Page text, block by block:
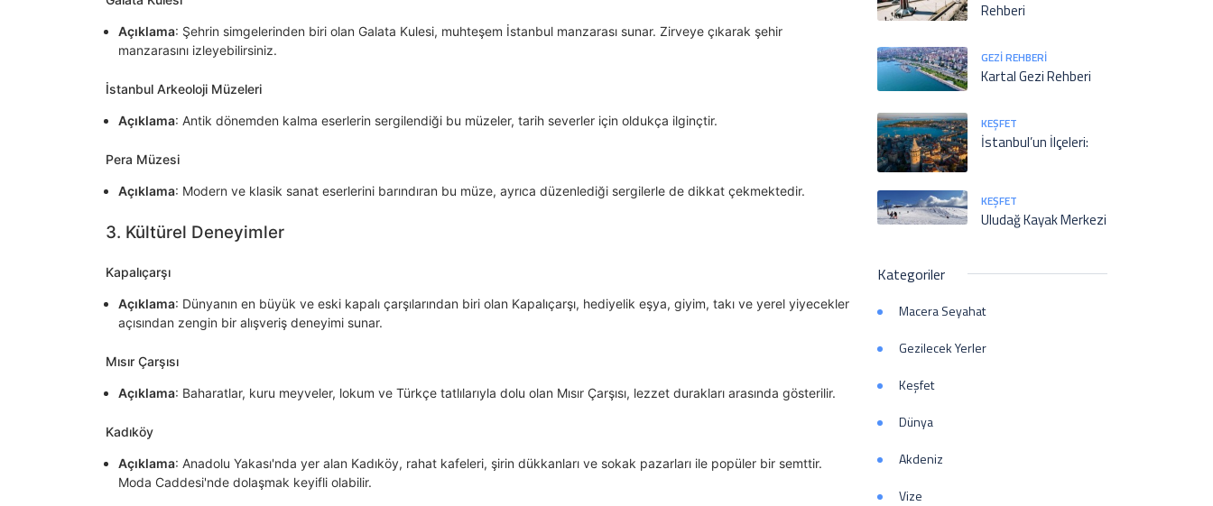
Açıklama: Şehrin simgelerinden biri olan Galata Kulesi, muhteşem İstanbul manzarası sunar. Zirveye çıkarak şehir
manzarasını izleyebilirsiniz.
İstanbul Arkeoloji Müzeleri
Açıklama: Antik dönemden kalma eserlerin sergilendiği bu müzeler, tarih severler için oldukça ilginçtir.
Pera Müzesi
Açıklama: Modern ve klasik sanat eserlerini barındıran bu müze, ayrıca düzenlediği sergilerle de dikkat çekmektedir.
3. Kültürel Deneyimler
Kapalıçarşı
Açıklama: Dünyanın en büyük ve eski kapalı çarşılarından biri olan Kapalıçarşı, hediyelik eşya, giyim, takı ve yerel yiyecekler
açısından zengin bir alışveriş deneyimi sunar.
Mısır Çarşısı
Açıklama: Baharatlar, kuru meyveler, lokum ve Türkçe tatlılarıyla dolu olan Mısır Çarşısı, lezzet durakları arasında gösterilir.
Kadıköy
Açıklama: Anadolu Yakası'nda yer alan Kadıköy, rahat kafeleri, şirin dükkanları ve sokak pazarları ile popüler bir semttir.
Moda Caddesi'nde dolaşmak keyifli olabilir.
Rehberi
GEZI REHBERI
Kartal Gezi Rehberi
KEŞFET
İstanbul’un İlçeleri:
KEŞFET
Uludağ Kayak Merkezi
Kategoriler
Macera Seyahat
Gezilecek Yerler
Keşfet
Dünya
Akdeniz
Vize